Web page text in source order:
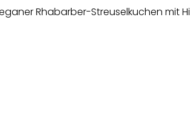
Rhabarber-Streuselkuchen mit